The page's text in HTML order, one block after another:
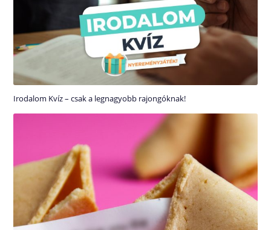
Irodalom Kvíz – csak a legnagyobb rajongóknak!